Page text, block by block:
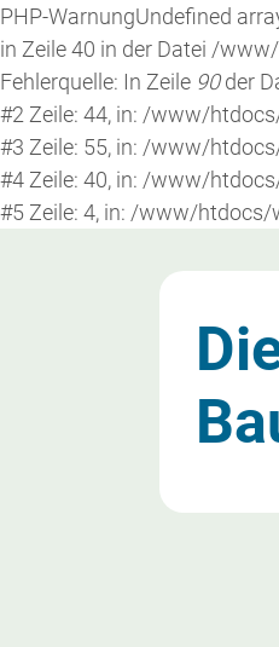
PHP-WarnungUndefined
in Zeile 40 in der Datei /
Fehlerquelle: In Zeile 90der
#2 Zeile: 44, in: /www/
#3 Zeile: 55, in: /www/
#4 Zeile: 40, in: /www/
#5 Zeile: 4, in: /www/